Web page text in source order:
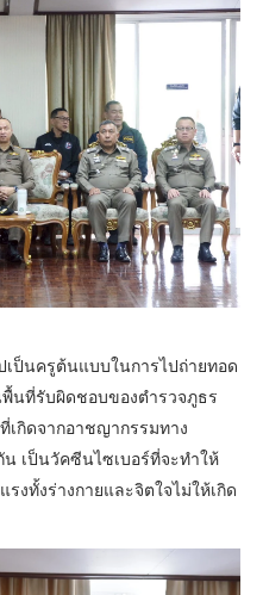
เป็นครูต้นแบบในการไปถ่ายทอด
นที่รับผิดชอบของตำรวจภูธร
เกิดจากอาชญากรรมทาง
เป็นวัคซีนไซเบอร์ที่จะทำให้
ทั้งร่างกายและจิตใจไม่ให้เกิด